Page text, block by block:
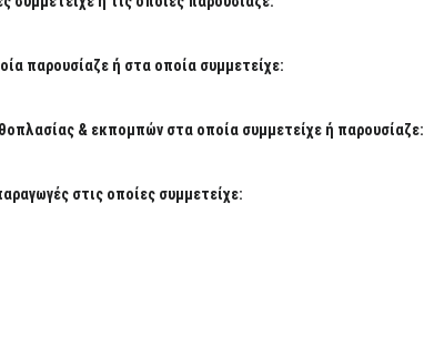
παρουσίαζε ή στα οποία συμμετείχε:
& εκπομπών στα οποία συμμετείχε ή παρουσίαζε:
στις οποίες συμμετείχε: